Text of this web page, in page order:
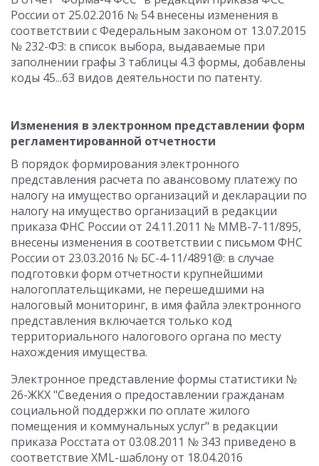
России от 25.02.2016 № 54 внесены изменения в
соответствии с Федеральным законом от 13.07.2015
№ 232-ФЗ: в список выбора, выдаваемые при
заполнении графы 3 таблицы 4.3 формы, добавлены
коды 45...63 видов деятельности по патенту.
Изменения в электронном представлении форм
регламентированной отчетности
В порядок формирования электронного
представления расчета по авансовому платежу по
налогу на имущество организаций и декларации по
налогу на имущество организаций в редакции
приказа ФНС России от 24.11.2011 № ММВ-7-11/895,
внесены изменения в соответствии с письмом ФНС
России от 23.03.2016 № БС-4-11/4891@: в случае
подготовки форм отчетности крупнейшими
налогоплательщиками, не перешедшими на
налоговый мониторинг, в имя файла электронного
представления включается только код
территориального налогового органа по месту
нахождения имущества.
Электронное представление формы статистики №
26-ЖКХ "Сведения о предоставлении гражданам
социальной поддержки по оплате жилого
помещения и коммунальных услуг" в редакции
приказа Росстата от 03.08.2011 № 343 приведено в
соответствие XML-шаблону от 18.04.2016